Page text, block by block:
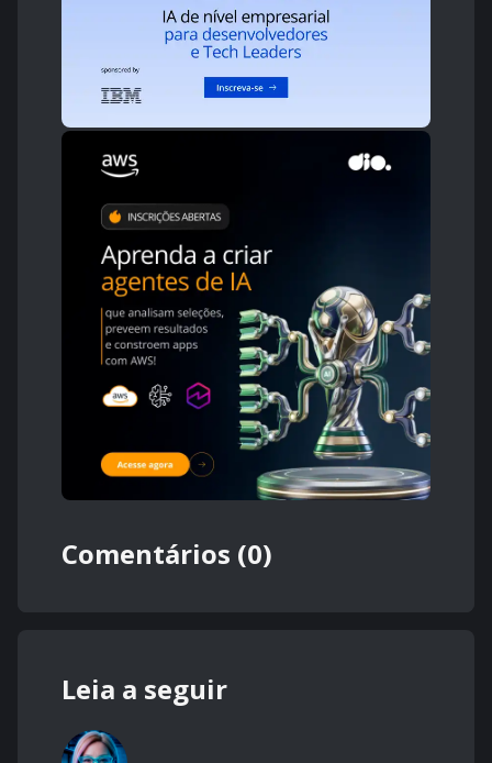
Comentários (0)
Leia a seguir